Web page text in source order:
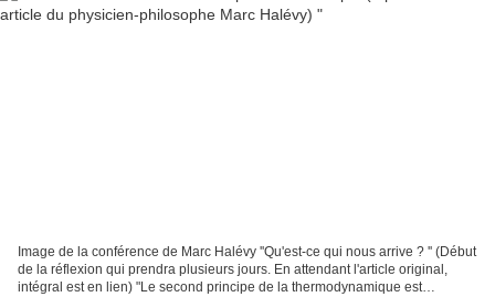
Image de la conférence de Marc Halévy ''Qu'est-ce qui nous arrive ? '' (Début
de la réflexion qui prendra plusieurs jours. En attendant l'article original,
intégral est en lien) "Le second principe de la thermodynamique est